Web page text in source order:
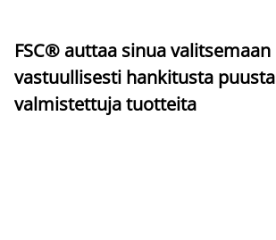
FSC® auttaa sinua valitsemaan
vastuullisesti hankitusta puusta
valmistettuja tuotteita